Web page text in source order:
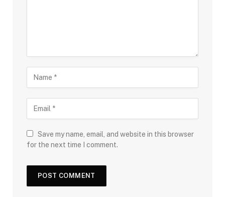
Save my name, email, and website in this browser
for the next time I comment.